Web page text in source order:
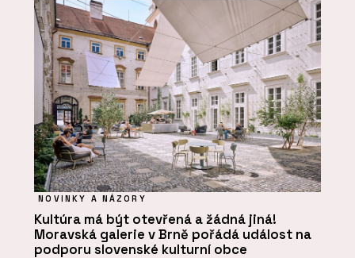
NOVINKY A NÁZORY
Kultúra má být otevřená a žádná jiná!
Moravská galerie v Brně pořádá událost na
podporu slovenské kulturní obce